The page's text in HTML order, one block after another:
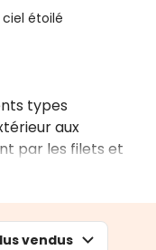
étoilé
types
aux
par les filets et
l'emplacement
conseil ou un
vendus